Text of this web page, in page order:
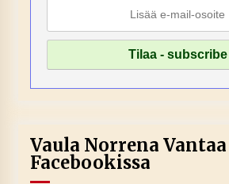
Vaula Norrena Vantaa
Facebookissa